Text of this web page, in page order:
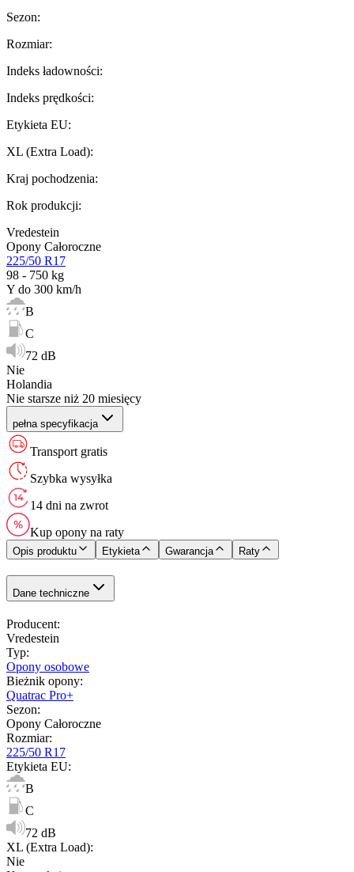
Sezon:
Rozmiar:
Indeks ładowności:
Indeks prędkości:
Etykieta EU:
XL (Extra Load):
Kraj pochodzenia:
Rok produkcji:
Vredestein
Opony Całoroczne
225/50 R17
98 - 750 kg
Y do 300 km/h
B
C
72 dB
Nie
Holandia
Nie starsze niż 20 miesięcy
pełna specyfikacja
Transport gratis
Szybka wysyłka
14 dni na zwrot
Kup opony na raty
Opis produktu Etykieta Gwarancja Raty
Dane techniczne
Producent:
Vredestein
Typ:
Opony osobowe
Bieżnik opony:
Quatrac Pro+
Sezon:
Opony Całoroczne
Rozmiar:
225/50 R17
Etykieta EU:
B
C
72 dB
XL (Extra Load):
Nie